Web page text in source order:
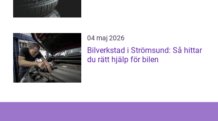
04 maj 2026
Bilverkstad i Strömsund: Så hittar
du rätt hjälp för bilen